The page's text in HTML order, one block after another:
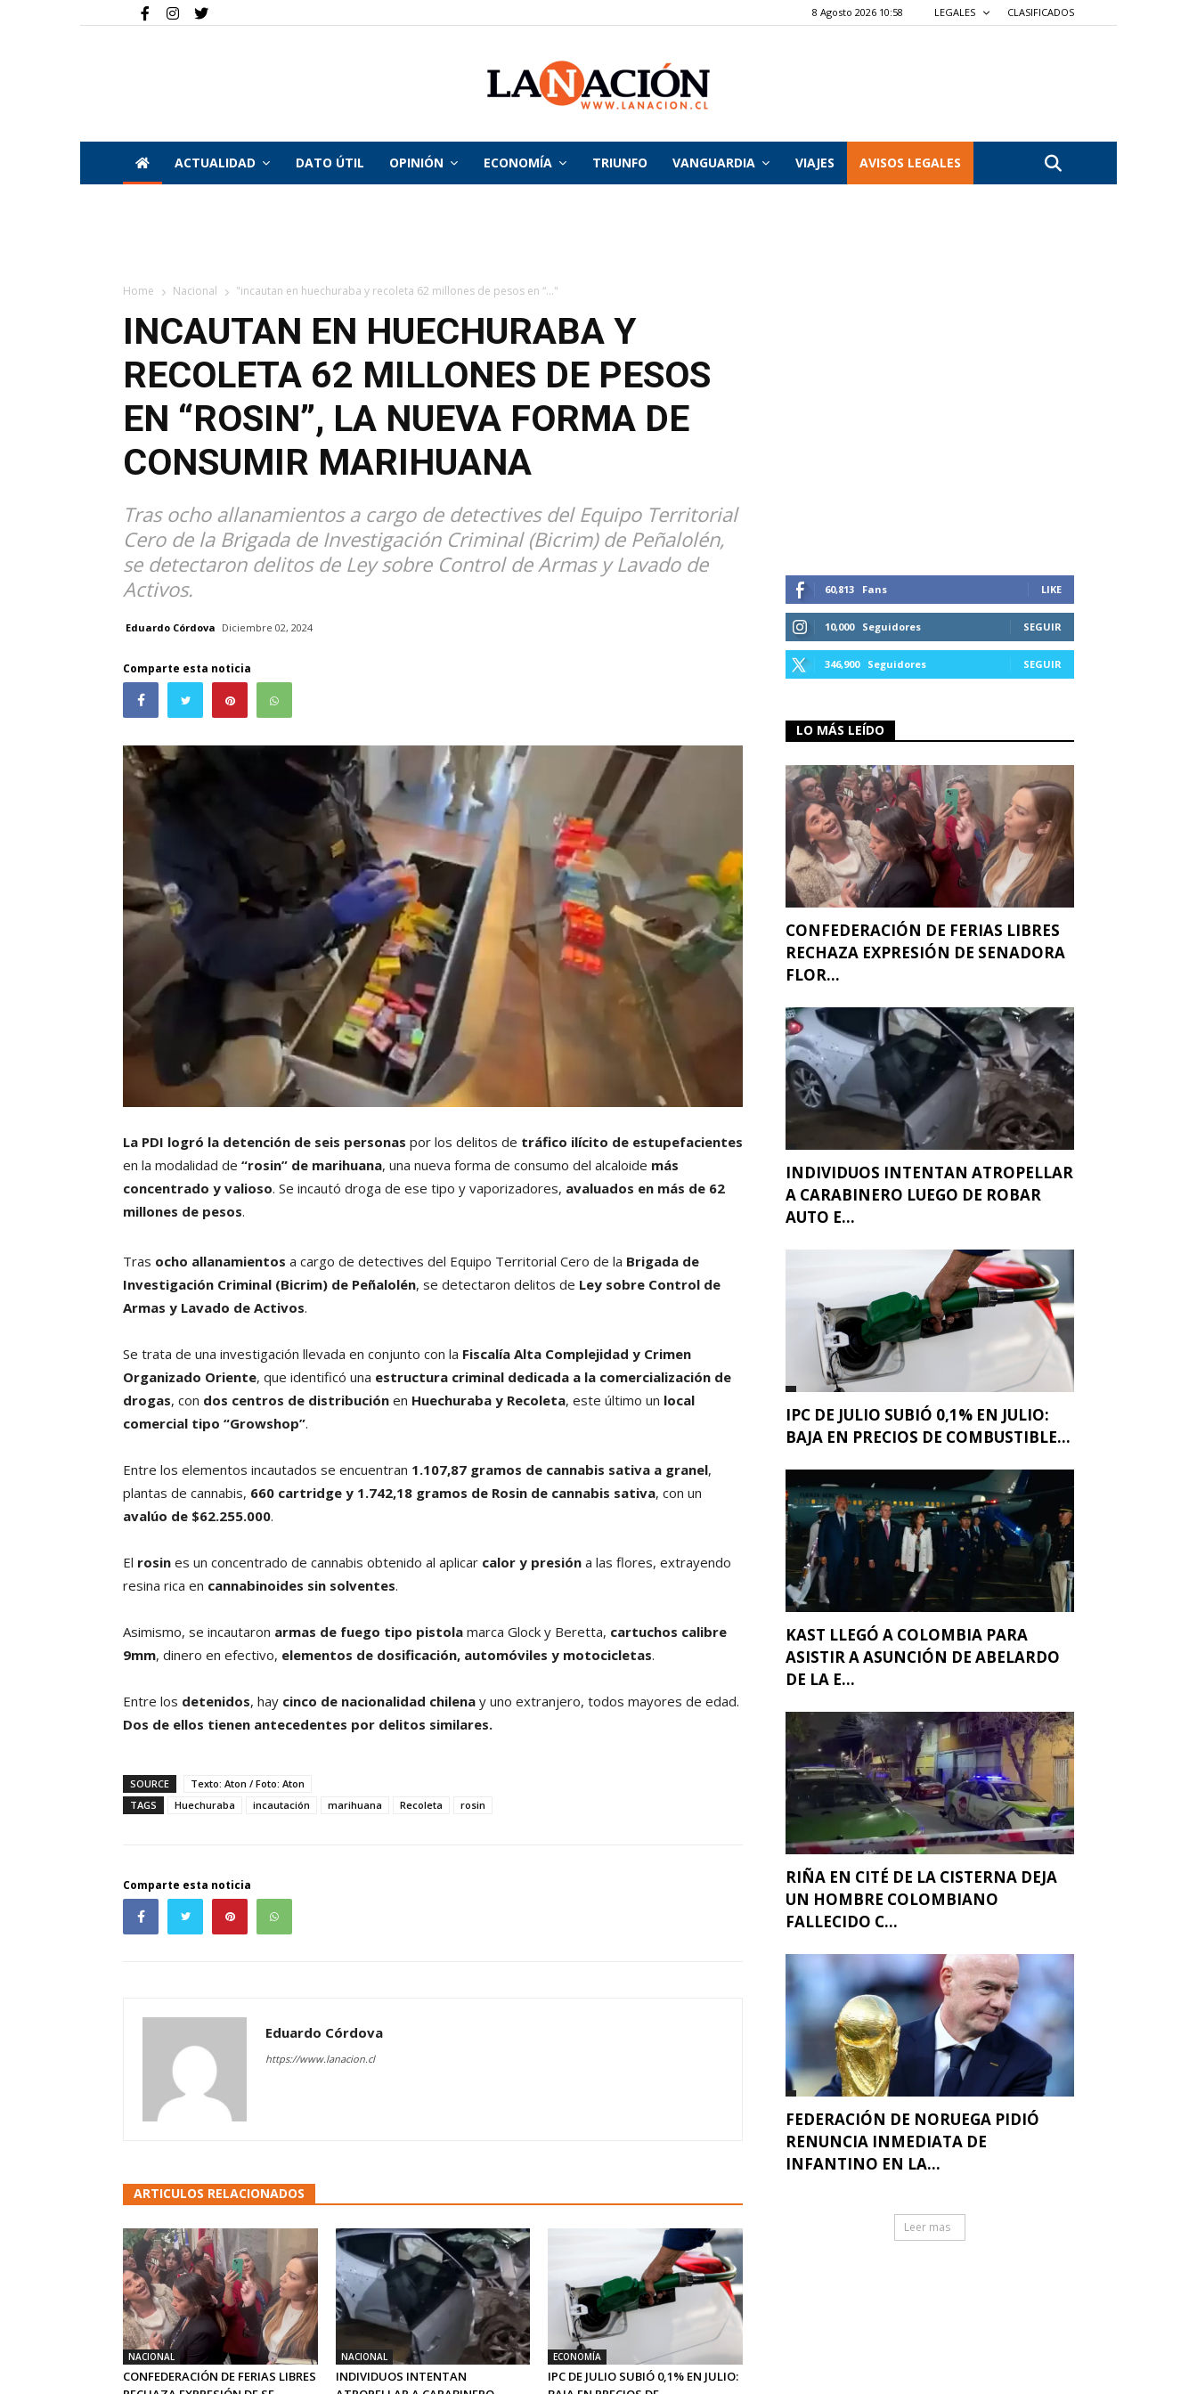
8 Agosto 2026 10:58 LEGALES CLASIFICADOS
La
ACTUALIDAD DATO ÚTIL OPINIÓN ECONOMÍA TRIUNFO VANGUARDIA VIAJES AVISOS LEGALES
Home Nacional "incautan en huechuraba y recoleta 62 millones de pesos en “..."
INCAUTAN EN HUECHURABA Y
RECOLETA 62 MILLONES DE PESOS
EN “ROSIN”, LA NUEVA FORMA DE
CONSUMIR MARIHUANA
Tras ocho allanamientos a cargo de detectives del Equipo Territorial
Cero de la Brigada de Investigación Criminal (Bicrim) de Peñalolén,
se detectaron delitos de Ley sobre Control de Armas y Lavado de
Activos.
Eduardo Córdova Diciembre 02, 2024
Comparte esta noticia
La PDI logró la detención de seis personas por los delitos de tráfico ilícito de estupefacientes
en la modalidad de “rosin” de marihuana, una nueva forma de consumo del alcaloide más
concentrado y valioso. Se incautó droga de ese tipo y vaporizadores, avaluados en más de 62
millones de pesos.
Tras ocho allanamientos a cargo de detectives del Equipo Territorial Cero de la Brigada de
Investigación Criminal (Bicrim) de Peñalolén, se detectaron delitos de Ley sobre Control de
Armas y Lavado de Activos.
Se trata de una investigación llevada en conjunto con la Fiscalía Alta Complejidad y Crimen
Organizado Oriente, que identificó una estructura criminal dedicada a la comercialización de
drogas, con dos centros de distribución en Huechuraba y Recoleta, este último un local
comercial tipo “Growshop”.
Entre los elementos incautados se encuentran 1.107,87 gramos de cannabis sativa a granel,
plantas de cannabis, 660 cartridge y 1.742,18 gramos de Rosin de cannabis sativa, con un
avalúo de $62.255.000.
El rosin es un concentrado de cannabis obtenido al aplicar calor y presión a las flores, extrayendo
resina rica en cannabinoides sin solventes.
Asimismo, se incautaron armas de fuego tipo pistola marca Glock y Beretta, cartuchos calibre
9mm, dinero en efectivo, elementos de dosificación, automóviles y motocicletas.
Entre los detenidos, hay cinco de nacionalidad chilena y uno extranjero, todos mayores de edad.
Dos de ellos tienen antecedentes por delitos similares.
SOURCE
Texto: Aton / Foto: Aton
TAGS
Huechuraba incautación marihuana Recoleta rosin
Comparte esta noticia
Eduardo Córdova
https://www.lanacion.cl
ARTICULOS RELACIONADOS
NACIONAL
CONFEDERACIÓN DE FERIAS LIBRES
NACIONAL
INDIVIDUOS INTENTAN
ECONOMÍA
IPC DE JULIO SUBIÓ 0,1% EN JULIO:
60,813 Fans LIKE
10,000 Seguidores SEGUIR
346,900 Seguidores SEGUIR
LO MÁS LEÍDO
CONFEDERACIÓN DE FERIAS LIBRES
RECHAZA EXPRESIÓN DE SENADORA
FLOR...
INDIVIDUOS INTENTAN ATROPELLAR
A CARABINERO LUEGO DE ROBAR
AUTO E...
IPC DE JULIO SUBIÓ 0,1% EN JULIO:
BAJA EN PRECIOS DE COMBUSTIBLE...
KAST LLEGÓ A COLOMBIA PARA
ASISTIR A ASUNCIÓN DE ABELARDO
DE LA E...
RIÑA EN CITÉ DE LA CISTERNA DEJA
UN HOMBRE COLOMBIANO
FALLECIDO C...
FEDERACIÓN DE NORUEGA PIDIÓ
RENUNCIA INMEDIATA DE
INFANTINO EN LA...
Leer mas